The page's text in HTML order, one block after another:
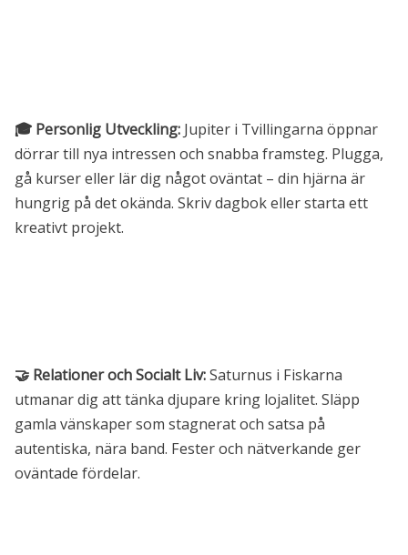
🎓 Personlig Utveckling: Jupiter i Tvillingarna öppnar
dörrar till nya intressen och snabba framsteg. Plugga,
gå kurser eller lär dig något oväntat – din hjärna är
hungrig på det okända. Skriv dagbok eller starta ett
kreativt projekt.
🤝 Relationer och Socialt Liv:Saturnus i Fiskarna
utmanar dig att tänka djupare kring lojalitet. Släpp
gamla vänskaper som stagnerat och satsa på
autentiska, nära band. Fester och nätverkande ger
oväntade fördelar.